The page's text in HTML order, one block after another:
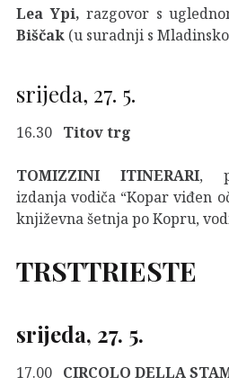
Lea Ypi, razgovor s
Biščak (u suradnji s
srijeda, 27. 5.
16.30 Titov trg
TOMIZZINI ITINERARI,
izdanja vodiča “Kopar viđen
književna šetnja po Kopru,
TRSTTRIESTE
srijeda, 27. 5.
17.00 CIRCOLO DELLA